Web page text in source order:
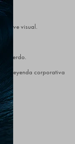
visual.
la leyenda corporativa